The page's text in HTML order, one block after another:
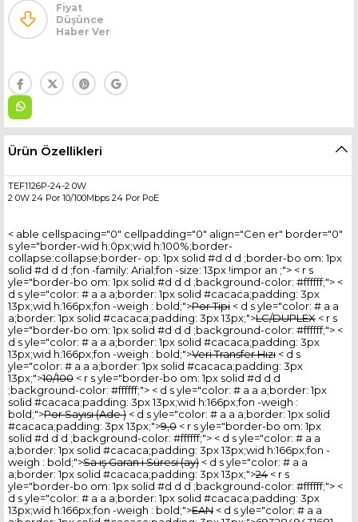
Fiyat
Düşünce
Haber Ver
Ürün Özellikleri
TEF1126P-24-2 0W
2 0W 24 Por 10/100Mbps 24 Por PoE
< able cellspacing="0" cellpadding="0" align="Cen er" border="0"
s yle="border-wid h:0px;wid h:100%;border-
collapse:collapse;border- op: 1px solid #d d d ;border-bo om: 1px
solid #d d d ;fon -family: Arial;fon -size: 13px !impor an ;"> < r s
yle="border-bo om: 1px solid #d d d ;background-color: #ffffff;"> <
d s yle="color: # a a a;border: 1px solid #cacaca;padding: 3px
13px;wid h:166px;fon -weigh : bold;">Por Tipi < d s yle="color: # a a
a;border: 1px solid #cacaca;padding: 3px 13px;">LC/DUPLEX < r s
yle="border-bo om: 1px solid #d d d ;background-color: #ffffff;"> <
d s yle="color: # a a a;border: 1px solid #cacaca;padding: 3px
13px;wid h:166px;fon -weigh : bold;">Veri Transfer Hızı < d s
yle="color: # a a a;border: 1px solid #cacaca;padding: 3px
13px;">10/100 < r s yle="border-bo om: 1px solid #d d d
;background-color: #ffffff;"> < d s yle="color: # a a a;border: 1px
solid #cacaca;padding: 3px 13px;wid h:166px;fon -weigh :
bold;">Por Sayısı (Ade ) < d s yle="color: # a a a;border: 1px solid
#cacaca;padding: 3px 13px;">9,0 < r s yle="border-bo om: 1px
solid #d d d ;background-color: #ffffff;"> < d s yle="color: # a a
a;border: 1px solid #cacaca;padding: 3px 13px;wid h:166px;fon -
weigh : bold;">Sa ış Garan i Süresi (ay) < d s yle="color: # a a
a;border: 1px solid #cacaca;padding: 3px 13px;">24 < r s
yle="border-bo om: 1px solid #d d d ;background-color: #ffffff;"> <
d s yle="color: # a a a;border: 1px solid #cacaca;padding: 3px
13px;wid h:166px;fon -weigh : bold;">EAN < d s yle="color: # a a